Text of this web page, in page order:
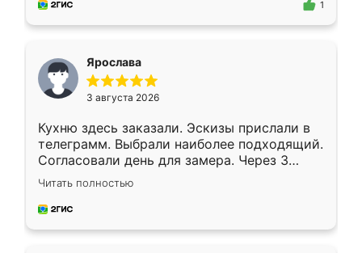
предложил по моему эскизу самый
1
Ярослава
3 августа 2026
Кухню здесь заказали. Эскизы прислали в
телеграмм. Выбрали наиболее подходящий.
Согласовали день для замера. Через 3
недели кухня была уже готова. Остались
довольны работой. Спасибо Ренессанс
мебель за качественную работу!
Читать полностью